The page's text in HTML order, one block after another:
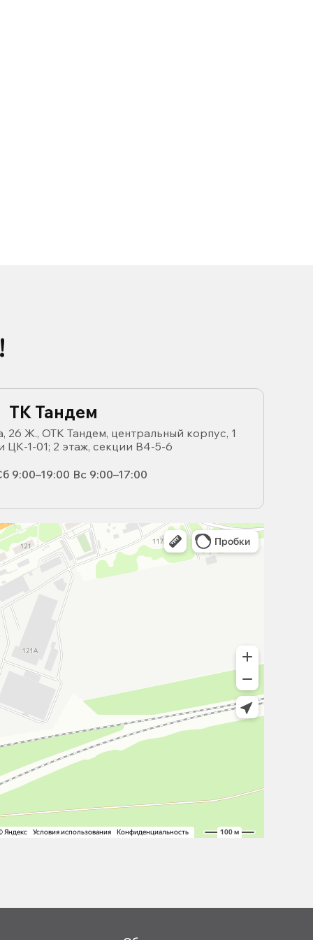
ТК Тандем
26 Ж., ОТК Тандем, центральный корпус, 1
ЦК-1-01; 2 этаж, секции В4-5-6
9:00–19:00 Вс 9:00–17:00